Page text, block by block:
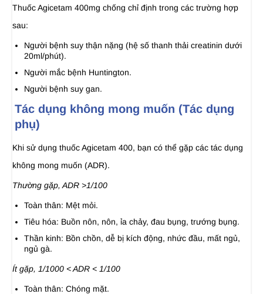
Thuốc Agicetam 400mg chống chỉ định trong các trường hợp
sau:
Người bệnh suy thận nặng (hệ số thanh thải creatinin dưới
20ml/phút).
Người mắc bệnh Huntington.
Người bệnh suy gan.
Tác dụng không mong muốn (Tác dụng
phụ)
Khi sử dụng thuốc Agicetam 400, bạn có thể gặp các tác dụng
không mong muốn (ADR).
Thường gặp, ADR >1/100
Toàn thân: Mệt mỏi.
Tiêu hóa: Buồn nôn, nôn, ỉa chảy, đau bụng, trướng bụng.
Thần kinh: Bồn chồn, dễ bị kích động, nhức đầu, mất ngủ,
ngủ gà.
Ít gặp, 1/1000 < ADR < 1/100
Toàn thân: Chóng mặt.